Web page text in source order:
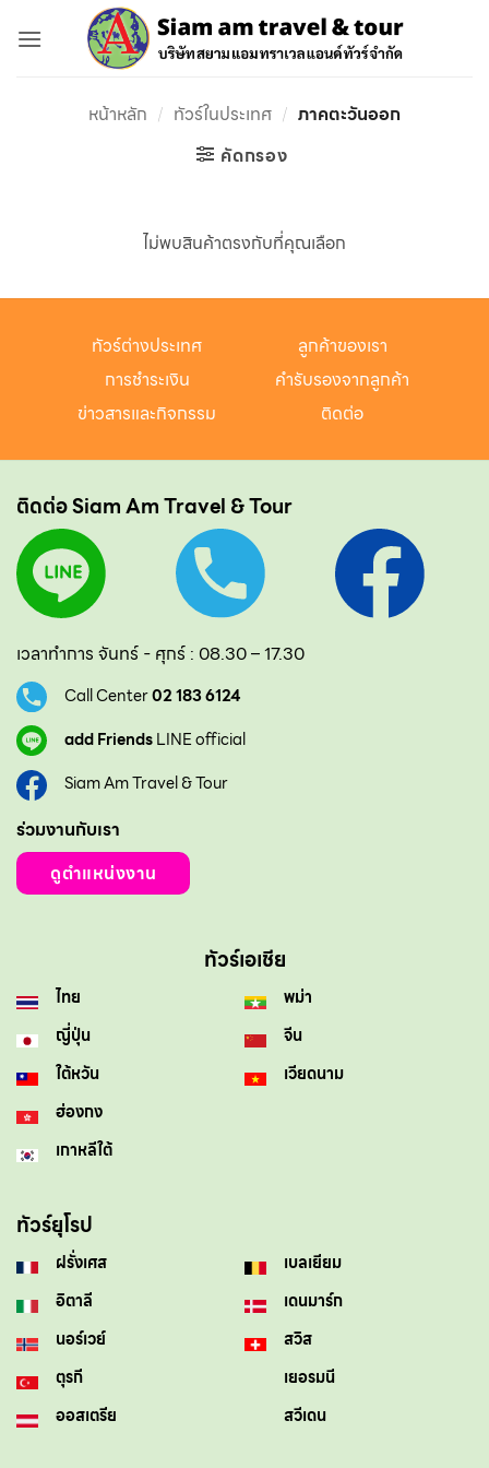
หน้าหลัก / ทัวร์ในประเทศ / ภาคตะวันออก
คัดกรอง
ไม่พบสินค้าตรงกับที่คุณเลือก
ทัวร์ต่างประเทศ
ลูกค้าของเรา
การชำระเงิน
คำรับรองจากลูกค้า
ข่าวสารและกิจกรรม
ติดต่อ
ติดต่อ Siam Am Travel & Tour
เวลาทำการ จันทร์ - ศุกร์ : 08.30 – 17.30
Call Center02 183 6124
add FriendsLINE official
Siam Am Travel & Tour
ร่วมงานกับเรา
ดูตำแหน่งงาน
ทัวร์เอเชีย
ไทย
ญี่ปุ่น
ใต้หวัน
ฮ่องกง
เกาหลีใต้
พม่า
จีน
เวียดนาม
ทัวร์ยุโรป
ฝรั่งเศส
อิตาลี
นอร์เวย์
ตุรกี
ออสเตรีย
เบลเยียม
เดนมาร์ก
สวิส
เยอรมนี
สวีเดน